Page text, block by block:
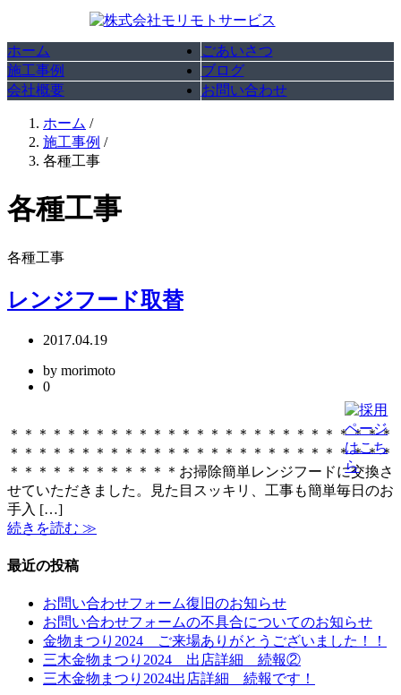
ホーム
ごあいさつ
施工事例
ブログ
会社概要
お問い合わせ
ホーム /
施工事例 /
各種工事
各種工事
各種工事
レンジフード取替
2017.04.19
by morimoto
0
＊＊＊＊＊＊＊＊＊＊＊＊＊＊＊＊＊＊＊＊＊＊＊＊＊＊＊
＊＊＊＊＊＊＊＊＊＊＊＊＊＊＊＊＊＊＊＊＊＊＊＊＊＊＊
＊＊＊＊＊＊＊＊＊＊＊＊お掃除簡単レンジフードに交換さ
せていただきました。見た目スッキリ、工事も簡単毎日のお
手入 […]
続きを読む ≫
最近の投稿
お問い合わせフォーム復旧のお知らせ
お問い合わせフォームの不具合についてのお知らせ
金物まつり2024 ご来場ありがとうございました！！
三木金物まつり2024 出店詳細 続報②
三木金物まつり2024出店詳細 続報です！